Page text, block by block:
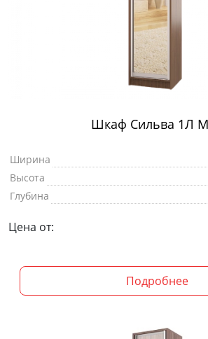
Шкаф Сильва 1Л
Ширина
Высота
Глубина
Цена от:
Подробнее